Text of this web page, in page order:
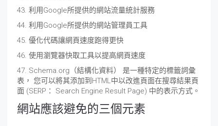
43. 利用Google所提供的網站流量統計服務
44. 利用Google所提供的網站管理員工具
45. 優化代碼讓網頁速度跑得更快
46. 使用瀏覽器快取工具以提高網頁速度
47. Schema.org（結構化資料） 是一種特定的標籤詞彙
表， 您可以將其添加到HTML中以改進頁面在搜尋結果頁
面 (SERP： Search Engine Result Page) 中的表示方式。
網站應該避免的三個元素